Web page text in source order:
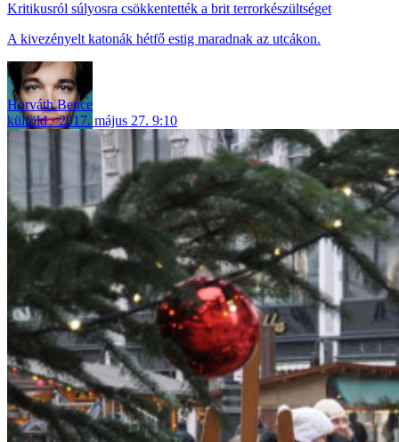
Kritikusról súlyosra csökkentették a brit terrorkészültséget
A kivezényelt katonák hétfő estig maradnak az utcákon.
Horváth Bence
külföld
2017. május 27. 9:10